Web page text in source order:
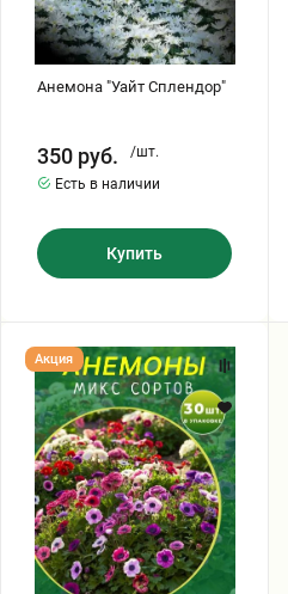
Анемона "Уайт Сплендор"
350 руб.
/шт.
Есть в наличии
Купить
Анемоны
микс
30
штук
Акция